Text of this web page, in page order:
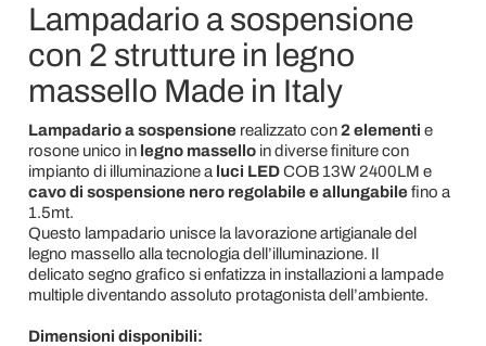
Lampadario a sospensione
con 2 strutture in legno
massello Made in Italy
Lampadario a sospensionerealizzato con 2 elementi e
rosone unico in legno masselloin diverse finiture con
impianto di illuminazione a luci LEDCOB 13W 2400LM e
cavo di sospensione nero regolabile e allungabilefino a
1.5mt.
Questo lampadario unisce la lavorazione artigianale del
legno massello alla tecnologia dell’illuminazione. Il
delicato segno grafico si enfatizza in installazioni a lampade
multiple diventando assoluto protagonista dell’ambiente.
Dimensioni disponibili: